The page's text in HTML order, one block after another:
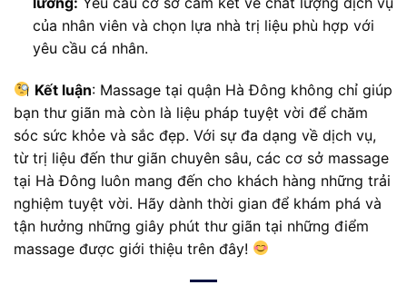
của nhân viên và chọn lựa nhà trị liệu phù hợp với
yêu cầu cá nhân.
Kết luận: Massage tại quận Hà Đông không chỉ giúp
bạn thư giãn mà còn là liệu pháp tuyệt vời để chăm
sóc sức khỏe và sắc đẹp. Với sự đa dạng về dịch vụ,
từ trị liệu đến thư giãn chuyên sâu, các cơ sở massage
tại Hà Đông luôn mang đến cho khách hàng những trải
nghiệm tuyệt vời. Hãy dành thời gian để khám phá và
tận hưởng những giây phút thư giãn tại những điểm
massage được giới thiệu trên đây!